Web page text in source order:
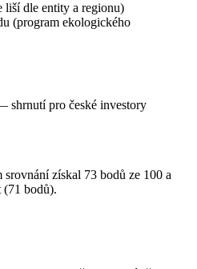
liší dle entity a regionu)
(program ekologického
shrnutí pro české investory
srovnání získal 73 bodů ze 100 a
(71 bodů).